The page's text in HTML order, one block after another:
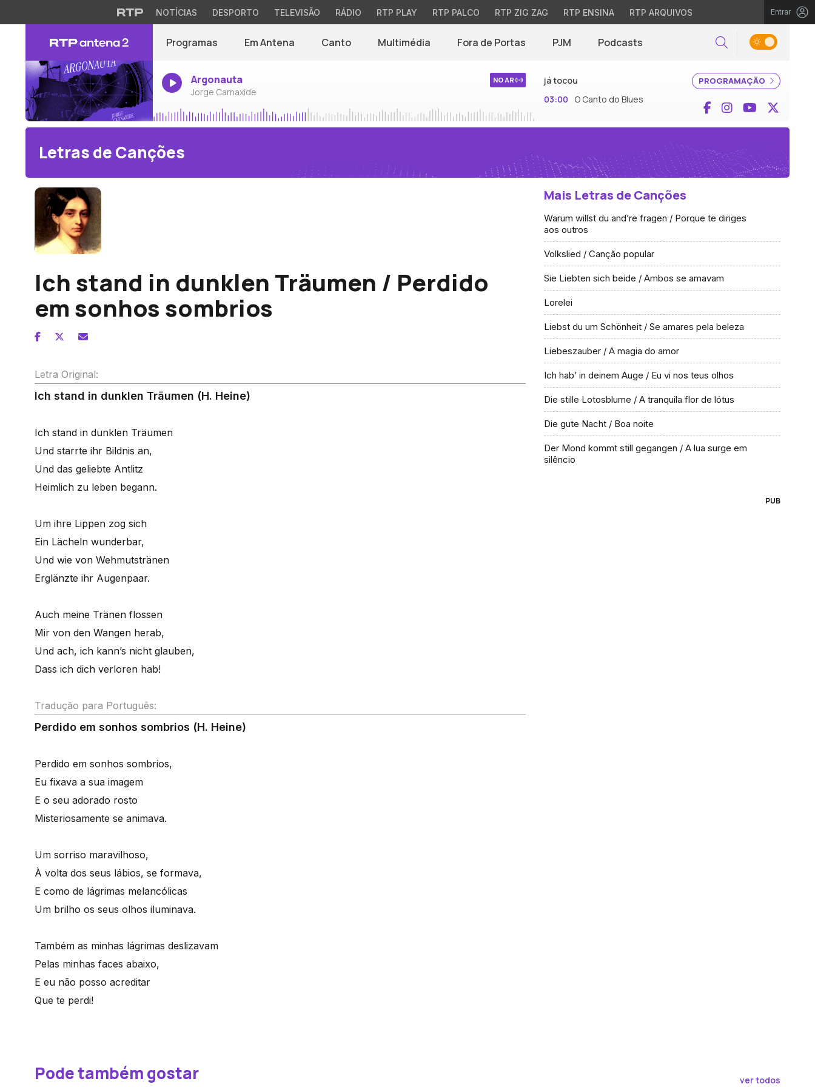
NOTÍCIAS DESPORTO TELEVISÃO RÁDIO RTP PLAY RTP PALCO RTP ZIG ZAG RTP ENSINA RTP ARQUIVOS Entrar
Programas Em Antena Canto Multimédia Fora de Portas PJM Podcasts Pesquisar
Argonauta
Jorge Carnaxide
NO AR PROGRAMAÇÃO
já tocou
03:00
O Canto do Blues Facebook
InstagramYouTube
Letras de Canções
Ich stand in dunklen Träumen / Perdido
em sonhos sombrios
Letra Original:
Ich stand in dunklen Träumen (H. Heine)
Ich stand in dunklen Träumen
Und starrte ihr Bildnis an,
Und das geliebte Antlitz
Heimlich zu leben begann.
Um ihre Lippen zog sich
Ein Lächeln wunderbar,
Und wie von Wehmutstränen
Erglänzte ihr Augenpaar.
Auch meine Tränen flossen
Mir von den Wangen herab,
Und ach, ich kann’s nicht glauben,
Dass ich dich verloren hab!
Tradução para Português:
Perdido em sonhos sombrios (H. Heine)
Perdido em sonhos sombrios,
Eu fixava a sua imagem
E o seu adorado rosto
Misteriosamente se animava.
Um sorriso maravilhoso,
À volta dos seus lábios, se formava,
E como de lágrimas melancólicas
Um brilho os seus olhos iluminava.
Também as minhas lágrimas deslizavam
Pelas minhas faces abaixo,
E eu não posso acreditar
Que te perdi!
Mais Letras de Canções
Warum willst du and’re fragen / Porque te diriges
aos outros
Volkslied / Canção popular
Sie Liebten sich beide / Ambos se amavam
Lorelei
Liebst du um Schönheit / Se amares pela beleza
Liebeszauber / A magia do amor
Ich hab’ in deinem Auge / Eu vi nos teus olhos
Die stille Lotosblume / A tranquila flor de lótus
Die gute Nacht / Boa noite
Der Mond kommt still gegangen / A lua surge em
silêncio
PUB
Pode também gostar ver todos